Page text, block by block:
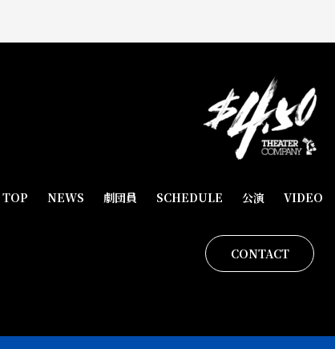
TOP NEWS 劇団員 SCHEDULE 公演 VIDEO
CONTACT